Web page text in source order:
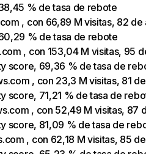
% de tasa de rebote
, con 66,89 M visitas, 82 de
% de tasa de rebote
, con 153,04 M visitas, 95
score, 69,36 % de tasa de
, con 23,3 M visitas, 81 de
score, 71,21 % de tasa de
, con 52,49 M visitas, 87
score, 81,09 % de tasa de
, con 62,18 M visitas, 85 de